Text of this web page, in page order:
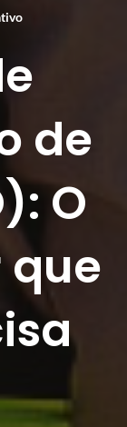
de
O
que